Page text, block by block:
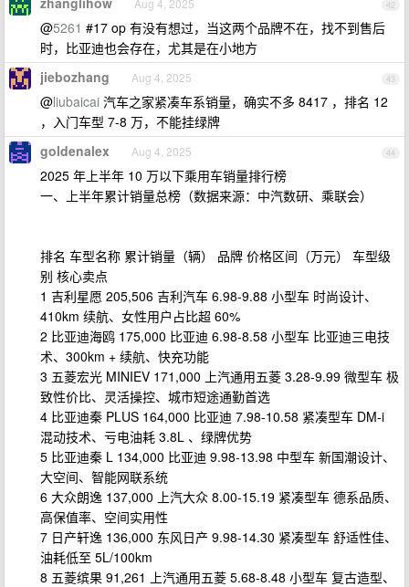
42
Aug 4, 2025
@5261 #17 op 有没有想过，当这两个品牌不在，找不到售后
时，比亚迪也会存在，尤其是在小地方
43
jiebozhang Aug 4, 2025
@liubaicai 汽车之家紧凑车系销量，确实不多 8417 ，排名 12
，入门车型 7-8 万，不能挂绿牌
44
goldenalex Aug 4, 2025
2025 年上半年 10 万以下乘用车销量排行榜
一、上半年累计销量总榜（数据来源：中汽数研、乘联会）
排名 车型名称 累计销量（辆） 品牌 价格区间（万元） 车型级
别 核心卖点
1 吉利星愿 205,506 吉利汽车 6.98-9.88 小型车 时尚设计、
410km 续航、女性用户占比超 60%
2 比亚迪海鸥 175,000 比亚迪 6.98-8.58 小型车 比亚迪三电技
术、300km + 续航、快充功能
3 五菱宏光 MINIEV 171,000 上汽通用五菱 3.28-9.99 微型车 极
致性价比、灵活操控、城市短途通勤首选
4 比亚迪秦 PLUS 164,000 比亚迪 7.98-10.58 紧凑型车 DM-i
混动技术、亏电油耗 3.8L 、绿牌优势
5 比亚迪秦 L 134,000 比亚迪 9.98-13.98 中型车 新国潮设计、
大空间、智能网联系统
6 大众朗逸 137,000 上汽大众 8.00-15.19 紧凑型车 德系品质、
高保值率、空间实用性
7 日产轩逸 136,000 东风日产 9.98-14.30 紧凑型车 舒适性佳、
油耗低至 5L/100km
8 五菱缤果 91,261 上汽通用五菱 5.68-8.48 小型车 复古造型、